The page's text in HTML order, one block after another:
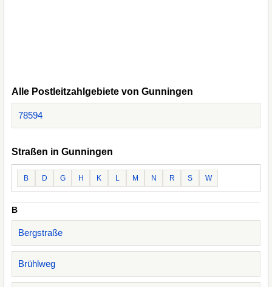
Alle Postleitzahlgebiete von Gunningen
78594
Straßen in Gunningen
B D G H K L M N R S W
B
Bergstraße
Brühlweg